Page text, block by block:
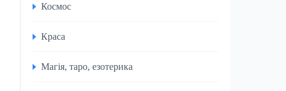
Космос
Краса
Магія, таро, езотерика